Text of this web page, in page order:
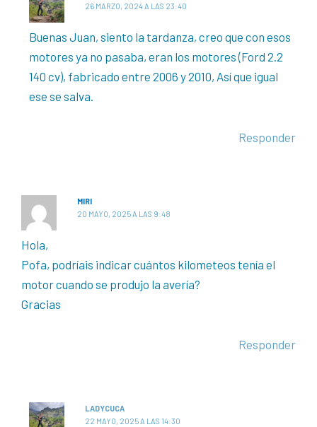
26 MARZO, 2024 A LAS 23:40
Buenas Juan, siento la tardanza, creo que con esos
motores ya no pasaba, eran los motores (Ford 2.2
140 cv), fabricado entre 2006 y 2010, Así que igual
ese se salva.
Responder
MIRI
20 MAYO, 2025 A LAS 9:48
Hola,
Pofa, podríais indicar cuántos kilometeos tenía el
motor cuando se produjo la avería?
Gracias
Responder
LADYCUCA
22 MAYO, 2025 A LAS 14:30